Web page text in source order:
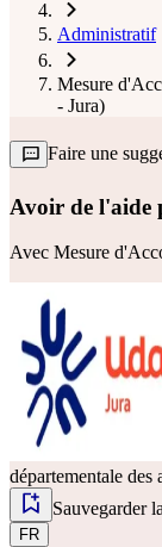
Administratif
Mesure
- Jura)
Faire une
Avoir de l'aide
Avec Mesure
départementale des
Sauvegarder
FR